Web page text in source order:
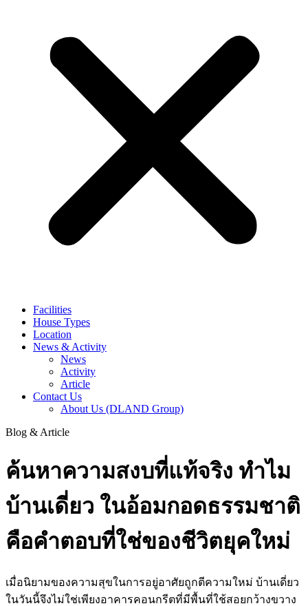
Facilities
House Types
Location
News & Activity
News
Activity
Article
Contact Us
About Us (DLAND Group)
Blog & Article
ค้นหาความสงบที่แท้จริง ทำไม
บ้านเดี่ยว ในอ้อมกอดธรรมชาติ
คือคำตอบที่ใช่ของชีวิตยุคใหม่
เมื่อนิยามของความสุขในการอยู่อาศัยถูกตีความใหม่ บ้านเดี่ยว
ในวันนี้จึงไม่ใช่เพียงอาคารคอนกรีตที่มีพื้นที่ใช้สอยกว้างขวาง